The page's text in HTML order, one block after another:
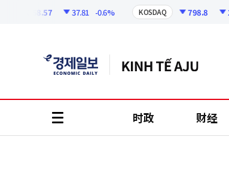
37.81 -0.6% KOSDAQ 798.8 2.87
时政 财经